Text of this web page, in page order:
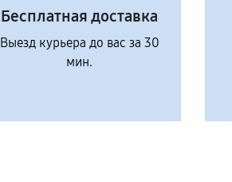
Бесплатная доставка
Выезд курьера до вас за 30
мин.